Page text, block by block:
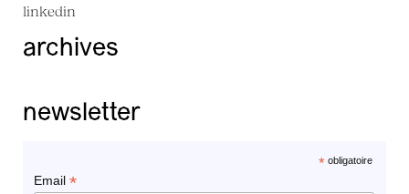
linkedin
archives
newsletter
*obligatoire
Email *